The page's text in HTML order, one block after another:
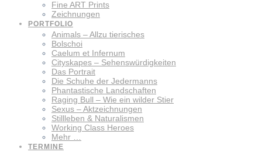
Fine ART Prints
Zeichnungen
PORTFOLIO
Animals – Allzu tierisches
Bolschoi
Caelum et Infernum
Cityskapes – Sehenswürdigkeiten
Das Portrait
Die Schuhe der Jedermanns
Phantastische Landschaften
Raging Bull – Wie ein wilder Stier
Sexus – Aktzeichnungen
Stillleben & Naturalismen
Working Class Heroes
Mehr …
TERMINE